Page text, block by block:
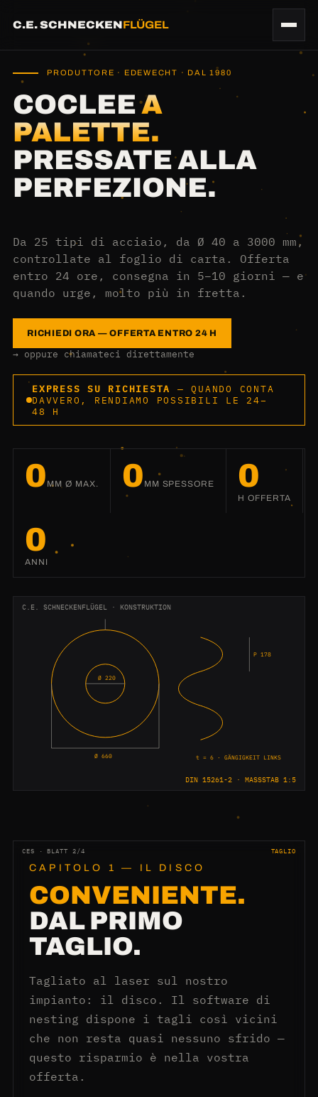
C.E. SCHNECKENFLÜGEL
PRODUTTORE · EDEWECHT · DAL 1980
COCLEEA
PALETTE.
PRESSATE ALLA
PERFEZIONE.
Da 25 tipi di acciaio, da Ø 40 a 3000 mm,
controllate al foglio di carta. Offerta
entro 24 ore, consegna in 5–10 giorni — e
quando urge, molto più in fretta.
RICHIEDI ORA — OFFERTA ENTRO 24 H
→ oppure chiamateci direttamente
EXPRESS SU RICHIESTA
— QUANDO CONTA
DAVVERO, RENDIAMO POSSIBILI LE 24–
48 H
0 MM Ø MAX. 0 MM SPESSORE 0
H OFFERTA
0
ANNI
C.E. SCHNECKENFLÜGEL · KONSTRUKTION
DIN 15261-2 · MASSSTAB 1:5
Ø 660
Ø 220
P 178
t = 6 · GÄNGIGKEIT LINKS
CES · BLATT 2/4 TAGLIO
CAPITOLO 1 — IL DISCO
CONVENIENTE.
DAL PRIMO
TAGLIO.
Tagliato al laser sul nostro
impianto: il disco. Il software di
nesting dispone i tagli così vicini
che non resta quasi nessuno sfrido —
questo risparmio è nella vostra
offerta.